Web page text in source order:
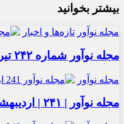
بیشتر بخوانید
مجله نوآور تازه‌ها و اخبار
مجله نوآور شماره ۲۴۲ تیر ۱۴۰۵ منتشر شد
مجله نوآور
مجله نوآور | ۲۴۱ | اردیبهشت و خرداد ۱۴۰۵